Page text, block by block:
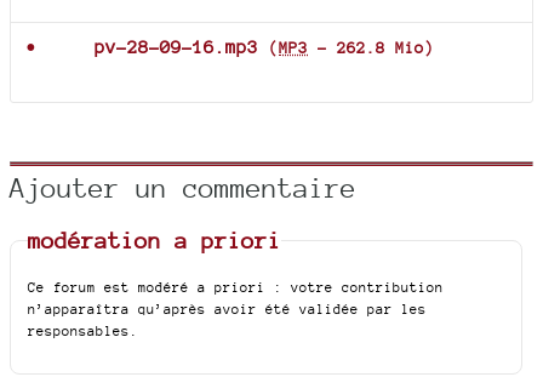
pv-28-09-16.mp3 (MP3 - 262.8 Mio)
Ajouter un commentaire
modération a priori
Ce forum est modéré a priori : votre contribution
n’apparaîtra qu’après avoir été validée par les
responsables.